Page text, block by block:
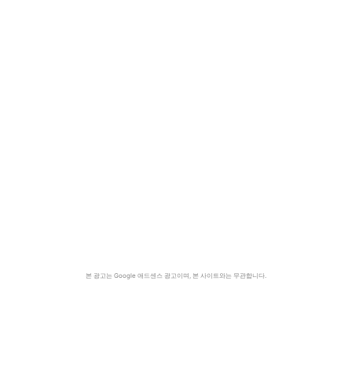
본 광고는 Google 애드센스 광고이며, 본 사이트와는 무관합니다.